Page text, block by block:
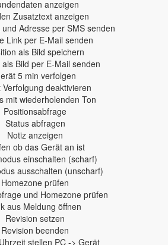
anzeigen
Zusatztext anzeigen
Adresse per SMS senden
Link per E-Mail senden
als Bild speichern
als Bild per E-Mail senden
5 min verfolgen
Verfolgung deaktivieren
mit wiederholenden Ton
Positionsabfrage
Status abfragen
Notiz anzeigen
ob das Gerät an ist
einschalten (scharf)
ausschalten (unscharf)
Homezone prüfen
und Homezone prüfen
aus Meldung öffnen
Revision setzen
Revision beenden
stellen PC -> Gerät